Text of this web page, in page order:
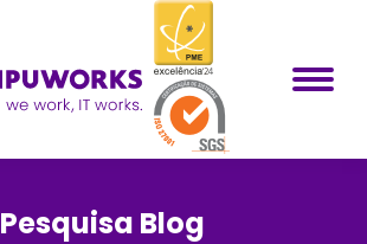
Pesquisa Blog